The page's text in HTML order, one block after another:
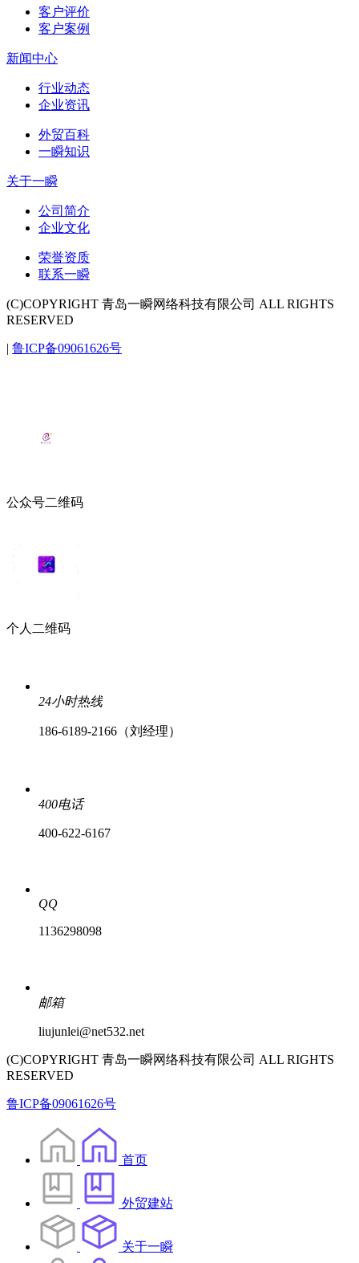
客户评价
客户案例
新闻中心
行业动态
企业资讯
外贸百科
一瞬知识
关于一瞬
公司简介
企业文化
荣誉资质
联系一瞬
(C)COPYRIGHT 青岛一瞬网络科技有限公司 ALL RIGHTS
RESERVED
| 鲁ICP备09061626号
公众号二维码
个人二维码
24小时热线
186-6189-2166（刘经理）
400电话
400-622-6167
QQ
1136298098
邮箱
liujunlei@net532.net
(C)COPYRIGHT 青岛一瞬网络科技有限公司 ALL RIGHTS
RESERVED
鲁ICP备09061626号
首页
外贸建站
关于一瞬